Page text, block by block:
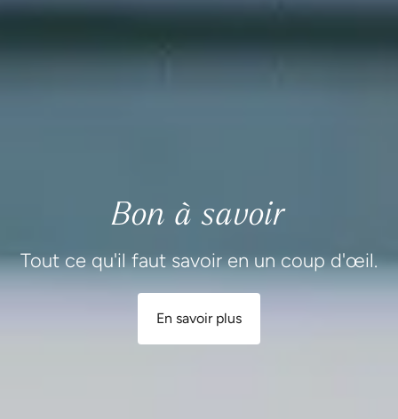
Bon à savoir
Tout ce qu'il faut savoir en un coup d'œil.
En savoir plus